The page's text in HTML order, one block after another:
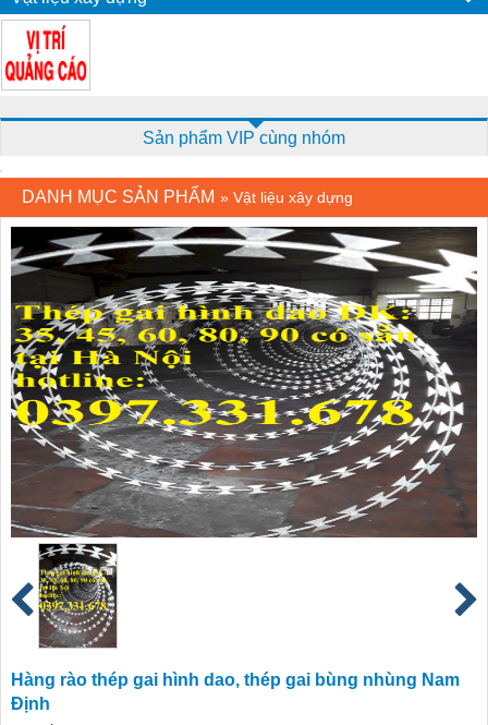
Sản phẩm VIP cùng nhóm
DANH MỤC SẢN PHẨM » Vật liệu xây dựng
Hàng rào thép gai hình dao, thép gai bùng nhùng Nam
Định